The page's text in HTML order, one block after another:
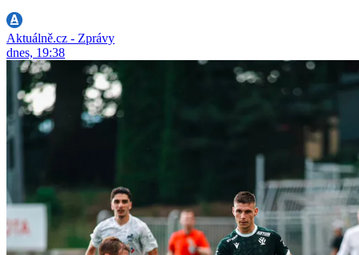
Aktuálně.cz - Zprávy
dnes, 19:38